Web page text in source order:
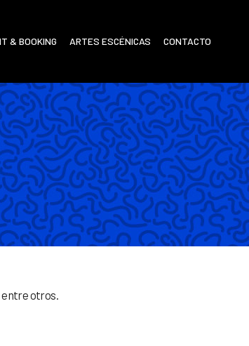
& BOOKING ARTES ESCÉNICAS CONTACTO
entre otros.